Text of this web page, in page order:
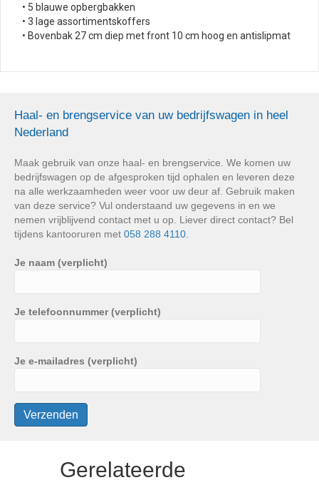
• 5 blauwe opbergbakken
• 3 lage assortimentskoffers
• Bovenbak 27 cm diep met front 10 cm hoog en antislipmat
Haal- en brengservice van uw bedrijfswagen in heel
Nederland
Maak gebruik van onze haal- en brengservice. We komen uw
bedrijfswagen op de afgesproken tijd ophalen en leveren deze
na alle werkzaamheden weer voor uw deur af. Gebruik maken
van deze service? Vul onderstaand uw gegevens in en we
nemen vrijblijvend contact met u op. Liever direct contact? Bel
tijdens kantooruren met 058 288 4110
Je naam (verplicht)
Je telefoonnummer (verplicht)
Je e-mailadres (verplicht)
Gerelateerde